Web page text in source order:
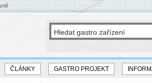
ČLÁNKY GASTRO PROJEKT